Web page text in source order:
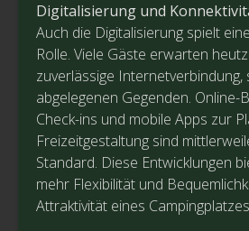
Digitalisierung und
Auch die Digitalisierung spielt
Rolle. Viele Gäste erwarten
zuverlässige Internetverbindung,
abgelegenen Gegenden. Online-
Check-ins und mobile Apps zur
Freizeitgestaltung sind
Standard. Diese Entwicklungen
mehr Flexibilität und
Attraktivität eines